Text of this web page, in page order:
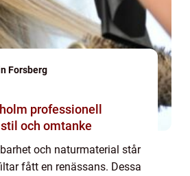
Forsberg
och omtanke
och naturmaterial står
fått en renässans. Dessa